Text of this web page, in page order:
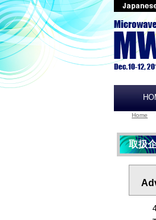
Home
取扱